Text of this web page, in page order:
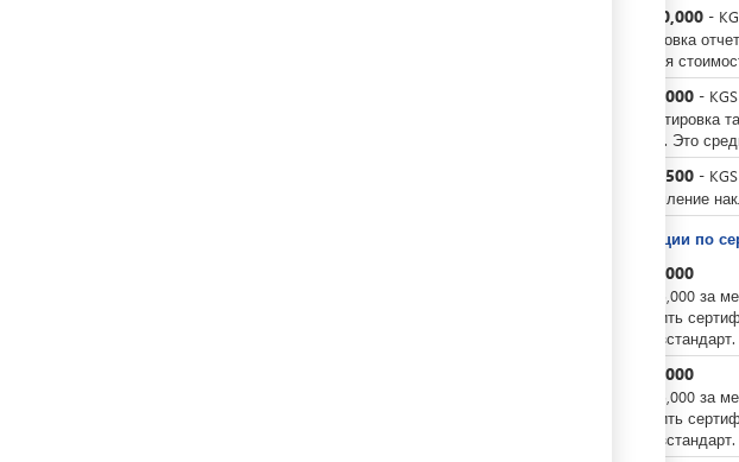
10,000 -
Подготовка
средняя
3,000 - KGS
Корректировка
листов. Это
1,500 - KGS
Оформление
Операции по
5,000
5,000 за
Получить
5,000
5,000 за
Получить